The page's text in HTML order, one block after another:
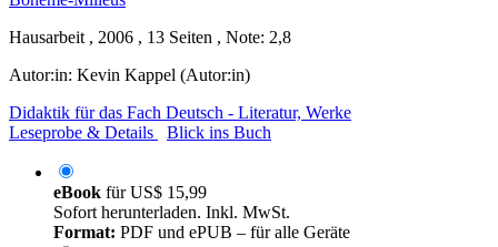
Hausarbeit , 2006 , 13 Seiten , Note: 2,8
Autor:in: Kevin Kappel (Autor:in)
Didaktik für das Fach Deutsch - Literatur, Werke
Leseprobe & Details
Blick ins Buch
eBook fürUS$ 15,99
Sofort herunterladen. Inkl. MwSt.
Format: PDF und ePUB – für alle Geräte